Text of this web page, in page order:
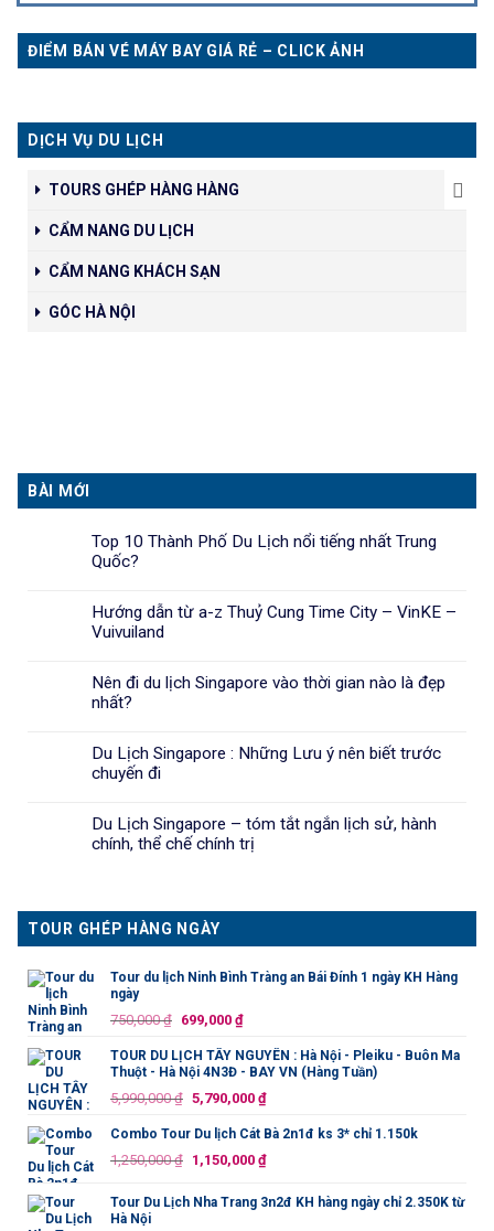
ĐIỂM BÁN VÉ MÁY BAY GIÁ RẺ – CLICK ẢNH
DỊCH VỤ DU LỊCH
TOURS GHÉP HÀNG HÀNG
CẨM NANG DU LỊCH
CẨM NANG KHÁCH SẠN
GÓC HÀ NỘI
BÀI MỚI
Top 10 Thành Phố Du Lịch nổi tiếng nhất Trung
Quốc?
Hướng dẫn từ a-z Thuỷ Cung Time City – VinKE –
Vuivuiland
Nên đi du lịch Singapore vào thời gian nào là đẹp
nhất?
Du Lịch Singapore : Những Lưu ý nên biết trước
chuyến đi
Du Lịch Singapore – tóm tắt ngắn lịch sử, hành
chính, thể chế chính trị
TOUR GHÉP HÀNG NGÀY
Tour du lịch Ninh Bình Tràng an Bái Đính 1 ngày KH Hàng
ngày
750,000₫ Giá
là:
750,000 ₫.
699,000 ₫Giá
tại
699,000 ₫.
TOUR DU LỊCH TÂY NGUYÊN : Hà Nội - Pleiku - Buôn Ma
Thuột - Hà Nội 4N3Đ - BAY VN (Hàng Tuần)
5,990,000₫ Giá
là:
5,990,000 ₫.
5,790,000 ₫Giá
tại
là:
Combo Tour Du lịch Cát Bà 2n1đ ks 3* chỉ 1.150k
1,250,000₫ Giá
là:
1,150,000 ₫Giá
tại
Tour Du Lịch Nha Trang 3n2đ KH hàng ngày chỉ 2.350K từ
Hà Nội